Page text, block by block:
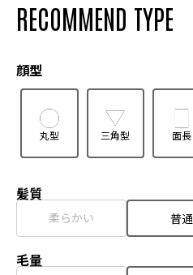
RECOMMEND TYPE
顔型
丸型 三角型 面長
髪質
柔らかい 普通
毛量